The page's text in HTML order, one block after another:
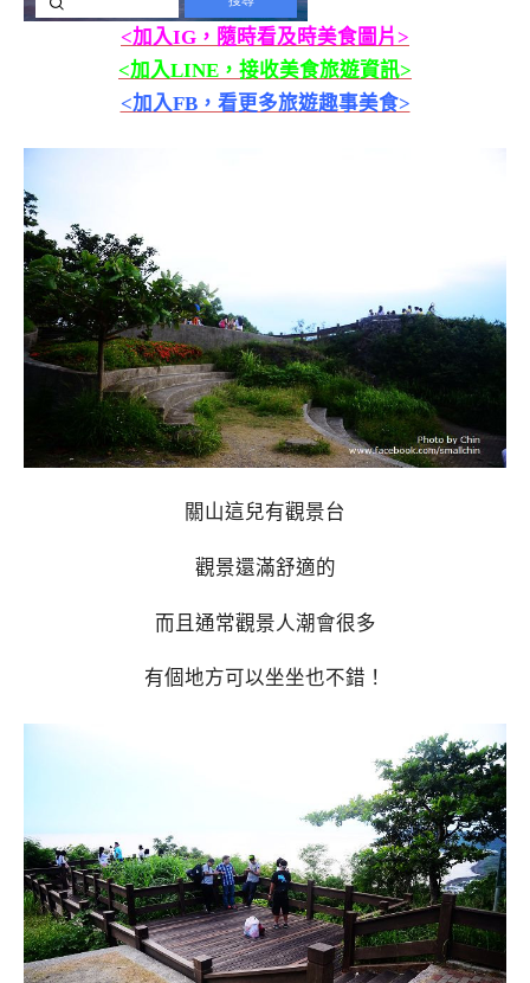
<加入IG，隨時看及時美食圖片>
<加入LINE，接收美食旅遊資訊>
<加入FB，看更多旅遊趣事美食>
關山這兒有觀景台
觀景還滿舒適的
而且通常觀景人潮會很多
有個地方可以坐坐也不錯！